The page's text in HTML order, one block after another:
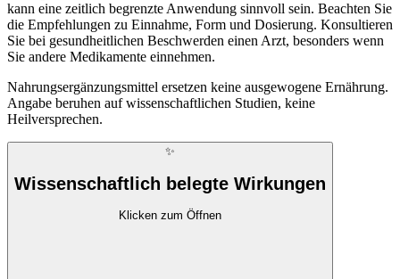
kann eine zeitlich begrenzte Anwendung sinnvoll sein. Beachten Sie
die Empfehlungen zu Einnahme, Form und Dosierung. Konsultieren
Sie bei gesundheitlichen Beschwerden einen Arzt, besonders wenn
Sie andere Medikamente einnehmen.
Nahrungsergänzungsmittel ersetzen keine ausgewogene Ernährung.
Angabe beruhen auf wissenschaftlichen Studien, keine
Heilversprechen.
✨
Wissenschaftlich belegte Wirkungen
Klicken zum Öffnen